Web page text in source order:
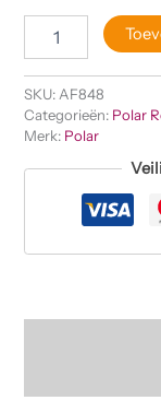
SKU: AF848
Categorieën: Polar
Merk: Polar